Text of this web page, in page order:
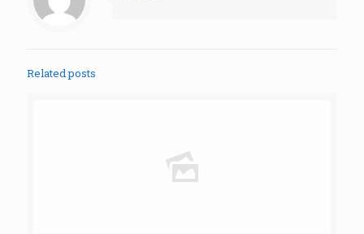
Related posts